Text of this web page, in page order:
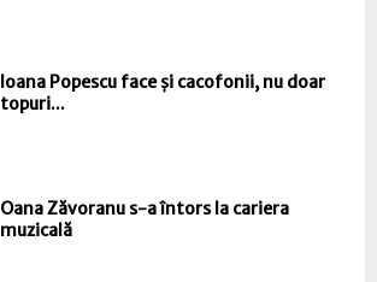
Ioana Popescu face și cacofonii, nu doar
topuri...
Oana Zăvoranu s-a întors la cariera
muzicală